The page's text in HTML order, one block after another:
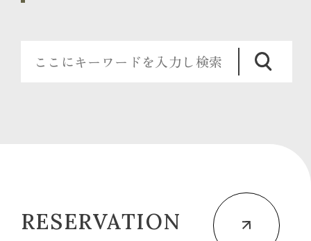
RESERVATION